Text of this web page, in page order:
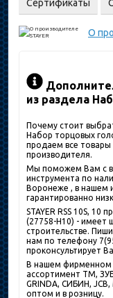
Сертификаты
О
из раздела
Почему стоит
Набор торцовых
продаем все
производителя.
Мы поможем Вам с
инструмента по
Воронеже , в нашем
гарантированно
STAYER RSS 10S,
(27758-H10) - имеет
строительстве.
нам по телефону
проконсультирует
В нашем фирменном
ассортимент ТМ,
GRINDA, СИБИН,
оптом и в розницу.